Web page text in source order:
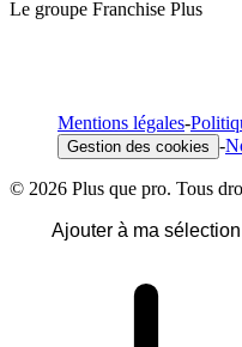
Le groupe Franchise Plus
Mentions légales-
Gestion des cookies -
© 2026 Plus que pro. Tous
Ajouter à ma sélection